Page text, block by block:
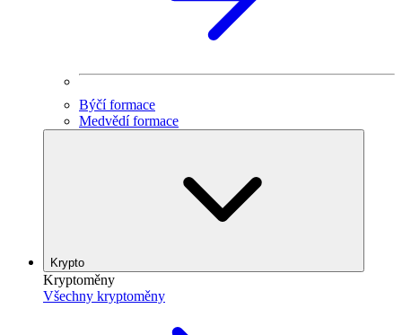
Býčí formace
Medvědí formace
Krypto
Kryptoměny
Všechny kryptoměny